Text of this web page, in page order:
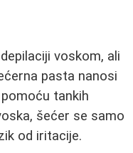
voskom, ali
pasta nanosi
tankih
šećer se samo
od iritacije.